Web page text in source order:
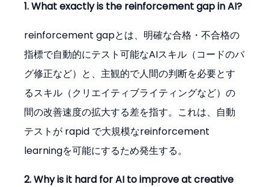
1. What exactly is the reinforcement gap in AI?
reinforcement gapとは、明確な合格・不合格の
指標で自動的にテスト可能なAIスキル（コードのバ
グ修正など）と、主観的で人間の判断を必要とす
るスキル（クリエイティブライティングなど）の
間の改善速度の拡大する差を指す。これは、自動
テストが rapid で大規模なreinforcement
learningを可能にするため発生する。
2. Why is it hard for AI to improve at creative